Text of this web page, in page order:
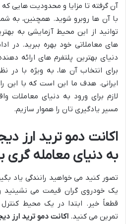
آن گرفته تا مزایا و محدودیت هایی
با آن ها روبرو شوید. همچنین، به
توانید از این محیط آزمایشی به
های معاملاتی خود بهره ببرید. در
دنیای بهترین پلتفرم های ارائه
برای انتخاب آن ها، به ویژه با در
ایرانی. هدف ما این است که با این
لازم برای ورود به دنیای معاملات
مسیر یادگیری تان را هموار سازیم.
اکانت دمو ترید ارز
به دنیای معامله
تصور کنید می خواهید رانندگی یاد
یک خودروی گران قیمت می نشینید
قطعاً خیر. ابتدا در یک محیط
تمرین می کنید. اکانت دمو ترید ارز